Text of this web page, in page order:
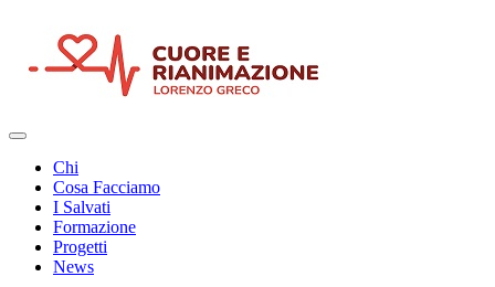
Chi
Cosa Facciamo
I Salvati
Formazione
Progetti
News